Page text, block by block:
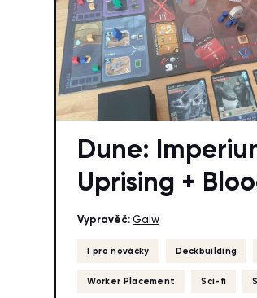
Dune:
Uprising +
Vypravěč: Galw
I pro nováčky Deckbuilding
Worker Placement Sci-fi